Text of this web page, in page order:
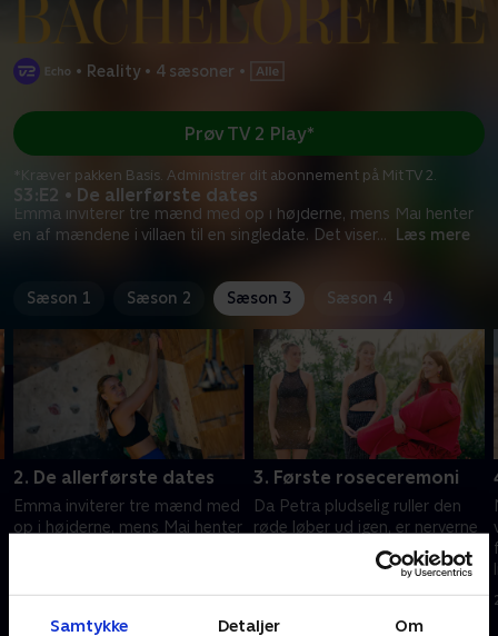
Samtykke Detaljer Om
• Reality • 4 sæsoner •
S3:E2 • De allerførste dates
Emma inviterer tre mænd med op i højderne, mens Mai henter
en af mændene i villaen til en singledate. Det viser... Læs mere
Prøv TV 2 Play*
*Kræver pakken Basis. Administrer dit abonnement på Mit TV 2.
Sæson 1 Sæson 2 Sæson 3 Sæson 4
2. De allerførste dates
Emma inviterer tre mænd med
op i højderne, mens Mai henter
skal på sit livs første date.
14. maj 2025 • 32 min
3. Første roseceremoni
Da Petra pludselig ruller den
røde løber ud igen, er nerverne
til at få øje på. Hvem må
allerede efter første
roseceremoni rejse
15. maj 2025 • 42 min